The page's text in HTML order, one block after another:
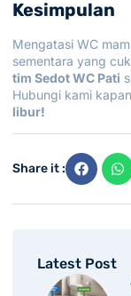
Kesimpulan
Mengatasi WC
sementara yang
tim Sedot WC Pati
Hubungi kami
libur!
Share it :
Latest Post